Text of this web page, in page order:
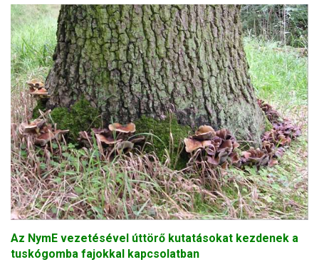
Az NymE vezetésével úttörő kutatásokat kezdenek a
tuskógomba fajokkal kapcsolatban